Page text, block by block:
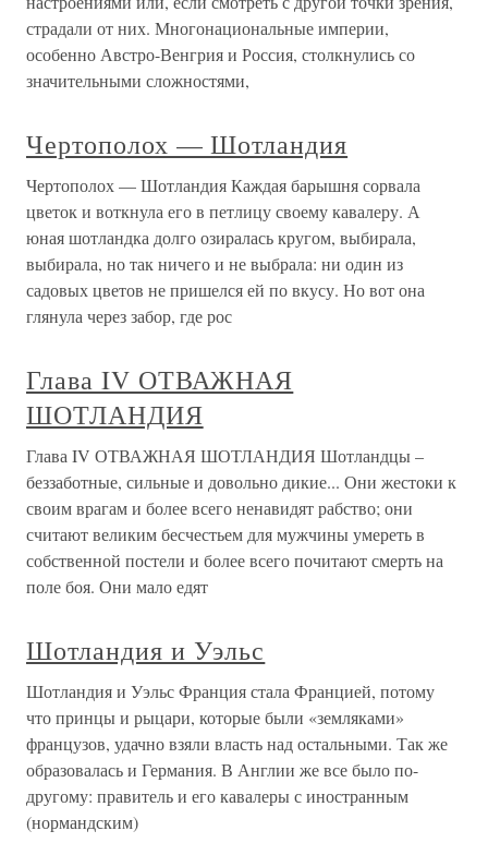
страдали от них. Многонациональные империи,
особенно Австро-Венгрия и Россия, столкнулись со
значительными сложностями,
Чертополох — Шотландия
Чертополох — Шотландия Каждая барышня сорвала
цветок и воткнула его в петлицу своему кавалеру. А
юная шотландка долго озиралась кругом, выбирала,
выбирала, но так ничего и не выбрала: ни один из
садовых цветов не пришелся ей по вкусу. Но вот она
глянула через забор, где рос
Глава IV ОТВАЖНАЯ
ШОТЛАНДИЯ
Глава IV ОТВАЖНАЯ ШОТЛАНДИЯ Шотландцы –
беззаботные, сильные и довольно дикие... Они жестоки к
своим врагам и более всего ненавидят рабство; они
считают великим бесчестьем для мужчины умереть в
собственной постели и более всего почитают смерть на
поле боя. Они мало едят
Шотландия и Уэльс
Шотландия и Уэльс Франция стала Францией, потому
что принцы и рыцари, которые были «земляками»
французов, удачно взяли власть над остальными. Так же
образовалась и Германия. В Англии же все было по-
другому: правитель и его кавалеры с иностранным
(нормандским)